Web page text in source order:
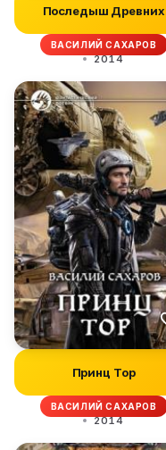
Последыш Древних
ВАСИЛИЙ САХАРОВ
2014
Принц Тор
ВАСИЛИЙ САХАРОВ
2014